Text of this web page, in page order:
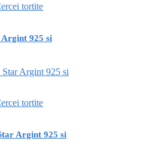
tortite
925 si
tortite
Argint 925 si